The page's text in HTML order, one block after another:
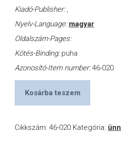
Kiadó-Publisher: ,
Nyelv-Language: magyar
Oldalszám-Pages:
Kötés-Binding: puha
Azonosító-Item number:46-020
Kosárba teszem
Cikkszám: 46-020 Kategória: